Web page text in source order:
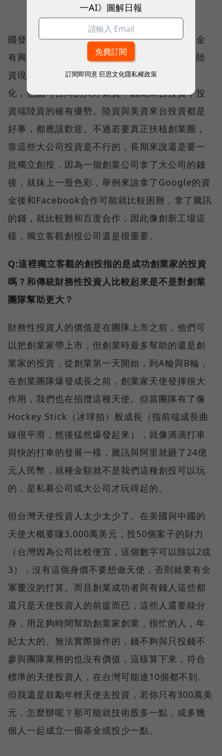
國發會的國際資金介接計畫中，有不少美國資金
有興趣，但是哪些資金現在還不方便透露，而陸
資現在進來的是大公司，這些公司自己要國際
化，也認可台灣的人才素質，因此來台投資，投
資端陸資的確有優勢。陸資與美資來台投資都是
好事，都應該歡迎。不過若要真正扶植創業圈，
靠這些大公司投資是不行的，長期來說還是要一
批獨立創投，因為一個創業公司拿了大公司的錢
後，就抹上一股色彩，舉例來說拿了Google的資
金後和Facebook合作可能就比較困難，拿了騰訊
的錢，就比較難和百度合作，因此像創新工場這
樣，獨立客觀創投公司還是很重要。
Q:這裡獨立客觀的創投指的是成功創業家的投資
嗎？和傳統財務性投資人比較起來是不是對創業
團隊幫助更大？
財務性投資人的價值是在團隊上市之前，他們可
以把創業家帶上市，但創業時最多幫助的還是創
業家的投資，從創業第一天開始，到A輪與B輪，
在創業團隊爆發成長之前，創業家天使發揮很大
作用，我們也在招攬這種天使。但當團隊有了像
Hockey Stick（冰球拍）般成長（指前端成長曲
線很平滑，然後猛然爆發起來），就像滴滴打車
與快的打車的發展一樣，騰訊與阿里就砸了24億
元人民幣，就種金額就不是我們這種創投可以玩
的，是私募公司或大公司才玩得起的。
但台灣天使投資人太少太少了。在美國與中國的
天使大概要賺3,000萬美元，投50個案子的財力
（台灣因為公司比較便宜，這個數字可以除以2或
3），沒有這個身價不要想做天使，否則就要有全
軍覆沒的打算。而且創業成功者與有錢人這些都
還只是天使投資人的前提而已，這些人還要能分
身，用足夠時間幫助創業家創業，很忙的人，年
紀太大的、無法實際操作的，錢不夠與只投錢不
參與團隊業務的也沒有價值，這樣算下來，符合
標準的天使投資人，在台灣可能連10個都不到。
但我還是鼓勵年輕天使去投資，若你只有300萬美
元，怎麼辦呢？那可能就技術股多一點，或多幾
個人一起成立一個基金或投少一點。
一AI》圖解日報
訂閱即同意 巨思文化隱私權政策